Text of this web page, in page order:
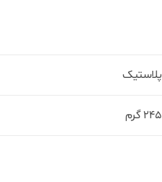
پلاستیک
۲۴۵ گرم